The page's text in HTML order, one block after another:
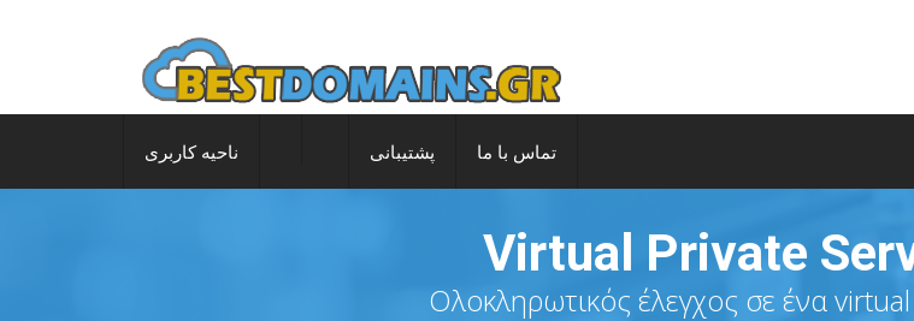
ناحیه کاربری پشتیبانی تماس با ما
Virtual Private
Ολοκληρωτικός έλεγχος σε ένα